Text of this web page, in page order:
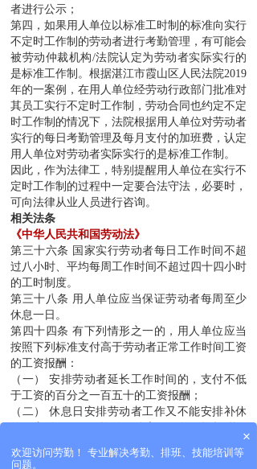
者进行公示；
第四，如果用人单位以标准工时制的标准向实行
不定时工作制的劳动者进行考勤管理，有可能会
被劳动仲裁机构/法院认定为劳动者实际实行的
是标准工作制。根据湛江市霞山区人民法院2019
年的一案例，在用人单位经劳动行政部门批准对
其员工实行不定时工作制，劳动合同也约定不定
时工作制的情况下，法院根据用人单位对劳动者
实行的每日考勤管理及每月支付的加班费，认定
用人单位对劳动者实际实行的是标准工作制。
因此，作为法律工，特别提醒用人单位在实行不
定时工作制的过程中一定要合法守法，必要时，
可向法律从业人员进行咨询。
相关法条
《中华人民共和国劳动法》
第三十六条 国家实行劳动者每日工作时间不超
过八小时、平均每周工作时间不超过四十四小时
的工时制度。
第三十八条 用人单位应当保证劳动者每周至少
休息一日。
第四十四条 有下列情形之一的，用人单位应当
按照下列标准支付高于劳动者正常工作时间工资
的工资报酬：
（一） 安排劳动者延长工作时间的，支付不低
于工资的百分之一百五十的工资报酬；
（二） 休息日安排劳动者工作又不能安排补休
低于工资的百分之三百的工资报酬。
×
欢迎访问劳勤！ 专业解决考勤、排班、技能培训等
问题。